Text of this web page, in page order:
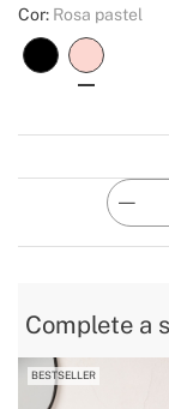
Cor: Rosa pastel
Complete a
BESTSELLER